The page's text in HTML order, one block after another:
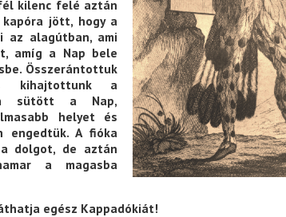
kilenc felé aztán
jött, hogy a
alagútban, ami
amíg a Nap bele
Összerántottuk
kihajtottunk a
sütött a Nap,
helyet és
engedtük. A fióka
dolgot, de aztán
a magasba
egész Kappadókiát!